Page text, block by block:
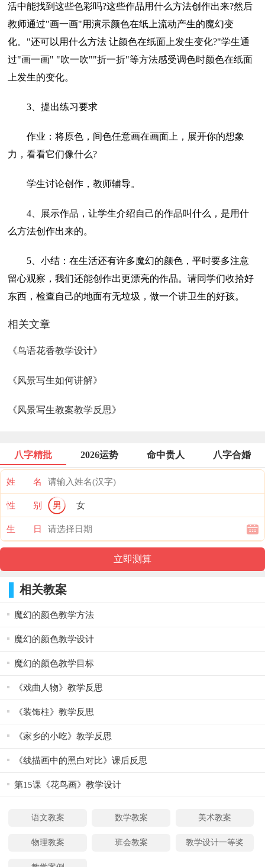
活中能找到这些色彩吗?这些作品用什么方法创作出来?然后
教师通过"画一画"用演示颜色在纸上流动产生的魔幻变
化。"还可以用什么方法 让颜色在纸面上发生变化?"学生通
过"画一画" "吹一吹""折一折"等方法感受调色时颜色在纸面
上发生的变化。
3、提出练习要求
作业：将原色，间色任意画在画面上，展开你的想象
力，看看它们像什么?
学生讨论创作，教师辅导。
4、展示作品，让学生介绍自己的作品叫什么，是用什
么方法创作出来的。
5、小结：在生活还有许多魔幻的颜色，平时要多注意
留心观察，我们还能创作出更漂亮的作品。请同学们收拾好
东西，检查自己的地面有无垃圾，做一个讲卫生的好孩。
相关文章
《鸟语花香教学设计》
《风景写生如何讲解》
《风景写生教案教学反思》
八字精批 2026运势 命中贵人 八字合婚
姓 名
性 别 男 女
生 日
相关教案
魔幻的颜色教学方法
魔幻的颜色教学设计
魔幻的颜色教学目标
《戏曲人物》教学反思
《装饰柱》教学反思
《家乡的小吃》教学反思
《线描画中的黑白对比》课后反思
第15课《花鸟画》教学设计
语文教案 数学教案 美术教案
物理教案 班会教案 教学设计一等奖